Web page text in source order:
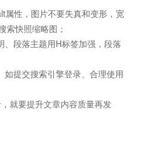
属性，图片不要失真和变形，宽
索快照缩略图；
段落主题用H标签加强，段落
如提交搜索引擎登录、合理使用
就要提升文章内容质量再发